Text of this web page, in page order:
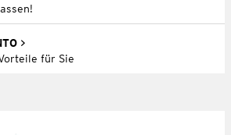
für Sie